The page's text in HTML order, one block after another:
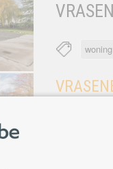
Op zoek
stuk
geschikt